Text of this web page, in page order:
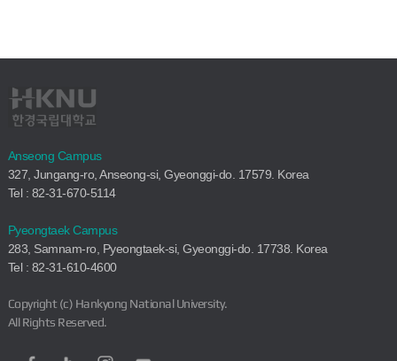
Anseong Campus
327, Jungang-ro, Anseong-si, Gyeonggi-do. 17579. Korea
Tel : 82-31-670-5114
Pyeongtaek Campus
283, Samnam-ro, Pyeongtaek-si, Gyeonggi-do. 17738. Korea
Tel : 82-31-610-4600
Copyright (c) Hankyong National University.
All Rights Reserved.